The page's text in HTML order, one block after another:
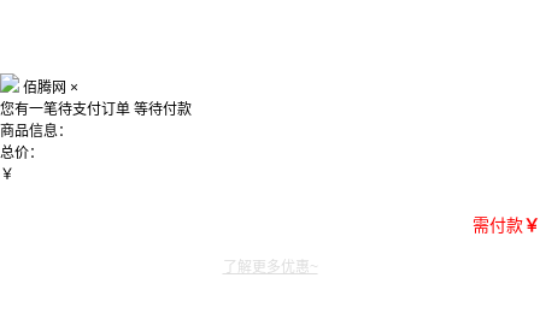
佰腾网 ×
您有一笔待支付订单 等待付款
商品信息：
总价：
￥
需付款￥
了解更多优惠~